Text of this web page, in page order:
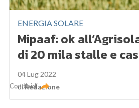
ENERGIA SOLARE
Mipaaf: ok
di 20 mila stalle e
04 Lug 2022
diRedazione
Condividi